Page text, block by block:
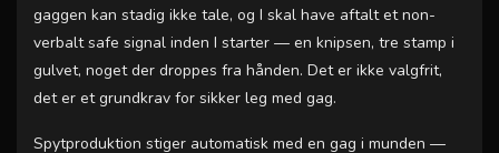
gaggen kan stadig ikke tale, og I skal have aftalt et non-
verbalt safe signal inden I starter — en knipsen, tre stamp i
gulvet, noget der droppes fra hånden. Det er ikke valgfrit,
det er et grundkrav for sikker leg med gag.
Spytproduktion stiger automatisk med en gag i munden —